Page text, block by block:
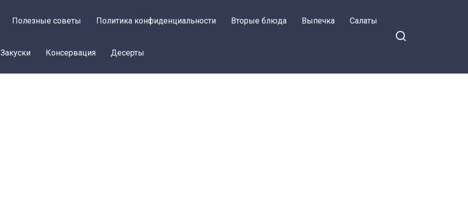
Полезные советы Политика конфиденциальности Вторые блюда Выпечка Салаты
Закуски Консервация Десерты